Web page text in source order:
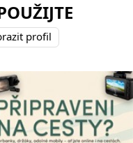
profil